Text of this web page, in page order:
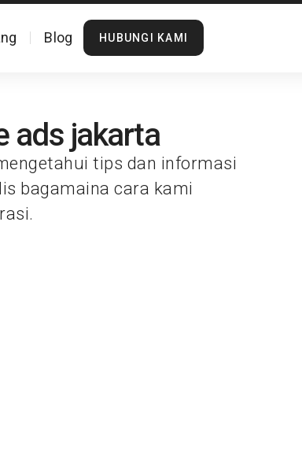
Blog HUBUNGI KAMI
ads jakarta
tips dan informasi
bagamaina cara kami